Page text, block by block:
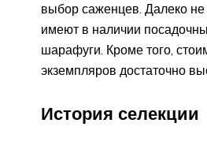
выбор саженцев. Далеко не
имеют в наличии
шарафуги. Кроме того,
экземпляров достаточно
История селекции